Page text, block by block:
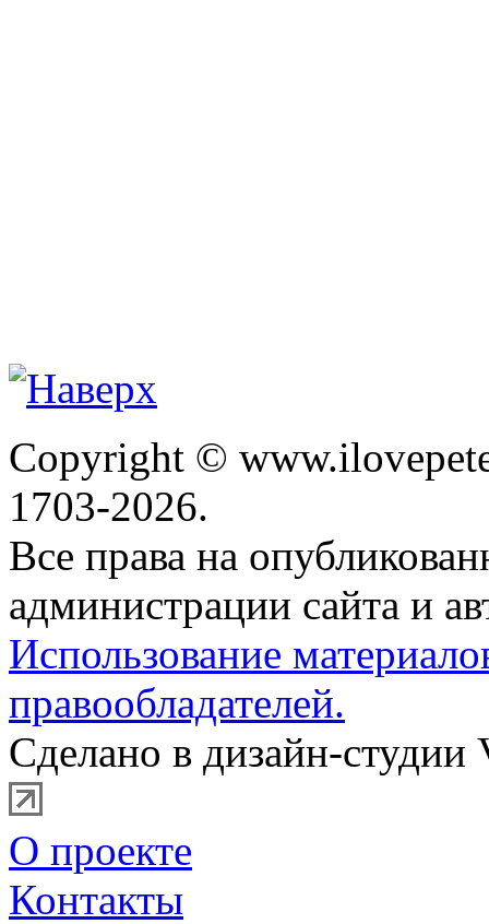
Copyright ©
1703-2026.
Все права на
администрации сайта и
Использование
правообладателей.
Сделано в дизайн-студии
О проекте
Контакты